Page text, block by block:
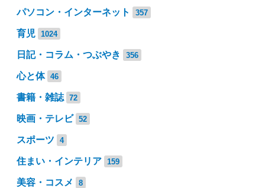
パソコン・インターネット 357
育児 1024
日記・コラム・つぶやき 356
心と体 46
書籍・雑誌 72
映画・テレビ 52
スポーツ 4
住まい・インテリア 159
美容・コスメ 8